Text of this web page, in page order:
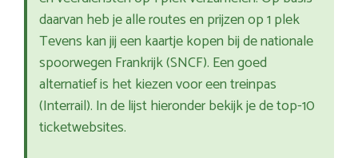
daarvan heb je alle routes en prijzen op 1 plek
Tevens kan jij een kaartje kopen bij de nationale
spoorwegen Frankrijk (SNCF). Een goed
alternatief is het kiezen voor een treinpas
(Interrail). In de lijst hieronder bekijk je de top-10
ticketwebsites.